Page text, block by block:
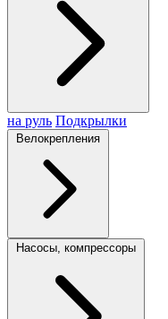
на руль Подкрылки
Велокрепления
Насосы, компрессоры